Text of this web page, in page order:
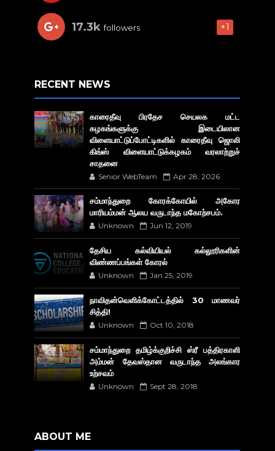
17.3k followers +1
RECENT NEWS
காரைதீவு பிரதேச செயலக மட்ட
கழகங்களுக்கு இடையிலான
விளையாட்டுப்போட்டிகளில் காரைதீவு ஜொலி
கிங்ஸ் விளையாட்டுக்கழகம் வரலாற்றுச்
சாதனை
Senior WebTeam Apr 28, 2026
சம்மாந்துறை கோரக்கோயில் அகோர​
மாரியம்மன் ஆலய வருடாந்த மகோற்சபம்.
Unknown Jun 12, 2019
தேசிய கல்வியியல் கல்லூரிகளின்
விண்ணப்பங்கள் கோரல்
Unknown Jan 25, 2019
நாவிதன்வெளிக்கோட்டத்தில் 30 மாணவர்
சித்தி!
Unknown Oct 10, 2018
சம்மாந்துறை தமிழ்க்குறிச்சி ஸ்ரீ பத்திரகாளி
அம்மன் தேவஸ்தான வருடாந்த அலங்கார
உற்சவம்
Unknown Sept 28, 2018
ABOUT ME